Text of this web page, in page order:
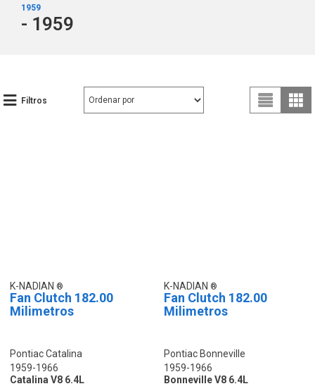
1959
- 1959
Filtros
K-NADIAN
Fan Clutch 182.00
Milimetros
Pontiac Catalina
1959-1966
Catalina V8 6.4L
K-NADIAN
Fan Clutch 182.00
Milimetros
Pontiac Bonneville
1959-1966
Bonneville V8 6.4L